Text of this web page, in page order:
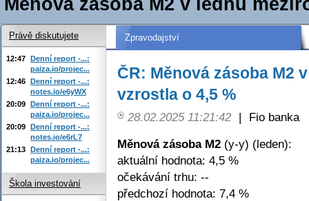
Zpravodajství
ČR: Měnová zásoba M2
vzrostla o 4,5 %
28.02.2025 11:21:42 |
Fio banka
Měnová zásoba M2 (y-y) (leden):
aktuální hodnota: 4,5 %
očekávání trhu: --
předchozí hodnota: 7,4 %
Právě diskutujete
12:47 Denní report -...:
paiza.io/projec...
12:46 Denní report -...:
notes.io/e6yWX
20:09 Denní report -...:
paiza.io/projec...
20:09 Denní report -...:
notes.io/e6rL7
21:13 Denní report -...:
paiza.io/projec...
Škola investování